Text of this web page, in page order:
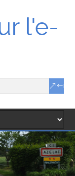
l'e-